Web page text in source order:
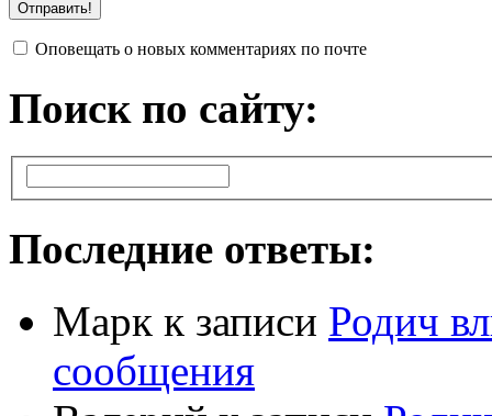
Оповещать о новых комментариях по почте
Поиск по сайту:
Последние ответы:
Марк к записи Родич
сообщения